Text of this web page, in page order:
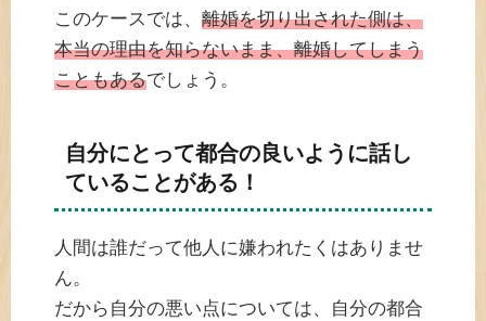
このケースでは、 離婚を切り出された側は、
本当の理由を知らないまま、離婚してしまう
こともあるでしょう。
自分にとって都合の良いように話し
ていることがある！
人間は誰だって他人に嫌われたくはありませ
ん。
だから自分の悪い点については、自分の都合